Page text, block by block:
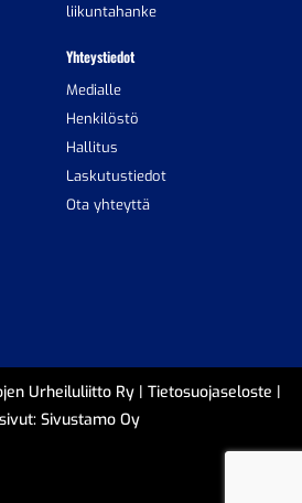
liikuntahanke
Yhteystiedot
Medialle
Henkilöstö
Hallitus
Laskutustiedot
Ota yhteyttä
Urheiluliitto Ry | Tietosuojaseloste |
Sivustamo Oy